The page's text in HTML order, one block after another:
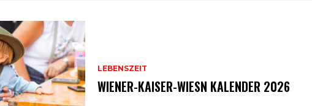
LEBENSZEIT
WIENER-KAISER-WIESN KALENDER 2026